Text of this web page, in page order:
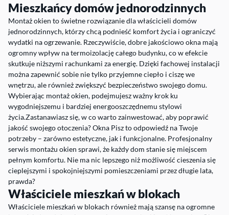
Mieszkańcy domów jednorodzinnych
Montaż okien to świetne rozwiązanie dla właścicieli domów
jednorodzinnych, którzy chcą podnieść komfort życia i ograniczyć
wydatki na ogrzewanie. Rzeczywiście, dobre jakościowo okna mają
ogromny wpływ na termoizolację całego budynku, co w efekcie
skutkuje niższymi rachunkami za energię. Dzięki fachowej instalacji
można zapewnić sobie nie tylko przyjemne ciepło i ciszę we
wnętrzu, ale również zwiększyć bezpieczeństwo swojego domu.
Wybierając montaż okien, podejmujesz ważny krok ku
wygodniejszemu i bardziej energooszczędnemu stylowi
życia.Zastanawiasz się, w co warto zainwestować, aby poprawić
jakość swojego otoczenia? Okna Pisz to odpowiedź na Twoje
potrzeby – zarówno estetyczne, jak i funkcjonalne. Profesjonalny
serwis montażu okien sprawi, że każdy dom stanie się miejscem
pełnym komfortu. Nie ma nic lepszego niż możliwość cieszenia się
cieplejszymi i spokojniejszymi pomieszczeniami przez długie lata,
prawda?
Właściciele mieszkań w blokach
Właściciele mieszkań w blokach również mają szansę na ogromne